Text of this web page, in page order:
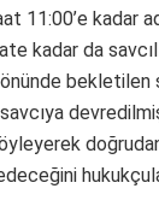
11:00’e kadar
kadar da
bekletilen